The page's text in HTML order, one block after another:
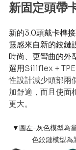
新固定頭帶
新的3.0頭戴卡榫接
靈感來自新的鉸鏈
時尚、更彎曲的外
選用Siliflex +
性設計減少頭部兩
加舒適，而且使面
更大。
▼圖左-灰色模型為
色鉸鏈模型為